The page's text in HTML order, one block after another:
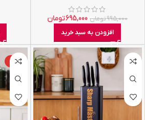
995,000تومان 695,000تومان
افزودن به سبد خرید
-14%